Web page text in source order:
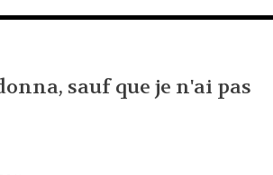
sauf que je n'ai pas